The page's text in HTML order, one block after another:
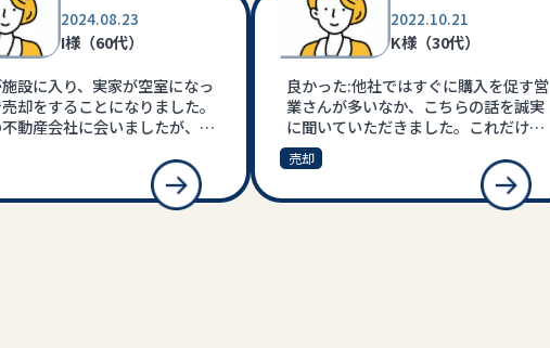
2024.08.23
I様（60代）
設に入り、実家が空室になっ
却をすることになりました。
動産会社に会いましたが、ど
小さいから安くなるとばかり
りました。 しかしPlus4さん
価値もしっかり考慮した査定
2022.10.21
K様（30代）
良かった:他社ではすぐに購入を促す営
業さんが多いなか、こちらの話を誠実
に聞いていただきました。これだけ大
きな買い物を決断出来たのは営業さん
の力が非常に大きかったと思います。
気になった:現状大満足です。
売却